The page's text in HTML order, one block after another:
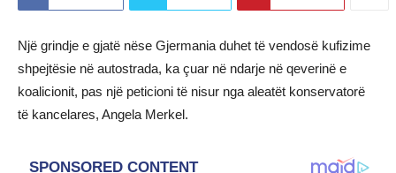
Një grindje e gjatë nëse Gjermania duhet të vendosë kufizime
shpejtësie në autostrada, ka çuar në ndarje në qeverinë e
koalicionit, pas një peticioni të nisur nga aleatët konservatorë
të kancelares, Angela Merkel.